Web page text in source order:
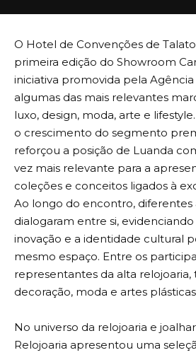
O Hotel de Convenções de
primeira edição do Showroom
iniciativa promovida pela
algumas das mais relevantes
luxo, design, moda, arte e
o crescimento do segmento
reforçou a posição de Luanda
vez mais relevante para a
coleções e conceitos ligados à
Ao longo do encontro, diferentes
dialogaram entre si,
inovação e a identidade cultural
mesmo espaço. Entre os
representantes da alta
decoração, moda e artes
No universo da relojoaria e
Relojoaria apresentou uma